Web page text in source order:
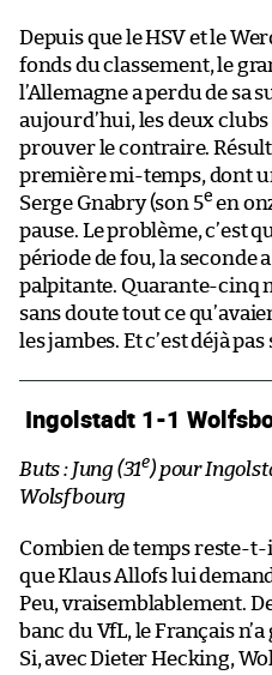
Depuis que le HSV et le
fonds du classement, le
l’Allemagne a perdu de sa
aujourd’hui, les deux
prouver le contraire.
première mi-temps, dont
Serge Gnabry (son 5e en
pause. Le problème, c’est
période de fou, la seconde
palpitante. Quarante-cinq
sans doute tout ce
les jambes. Et c’est déjà pas
Ingolstadt 1-1
Buts : Jung (31e) pour
Wolsfbourg
Combien de temps reste-
que Klaus Allofs lui
Peu, vraisemblablement.
banc du VfL, le Français
Si, avec Dieter Hecking,